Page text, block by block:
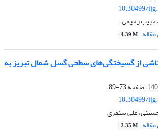
10.30499/
حبیب رحیمی
4.39 M
از گسیختگی‌های سطحی گسل شمال تبریز به
73-89
10.30499/
علی سنقری
2.35 M